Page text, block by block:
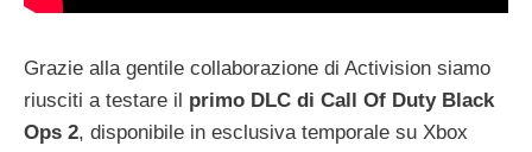
Grazie alla gentile collaborazione di Activision siamo
riusciti a testare il primo DLC di Call Of Duty Black
Ops 2, disponibile in esclusiva temporale su Xbox